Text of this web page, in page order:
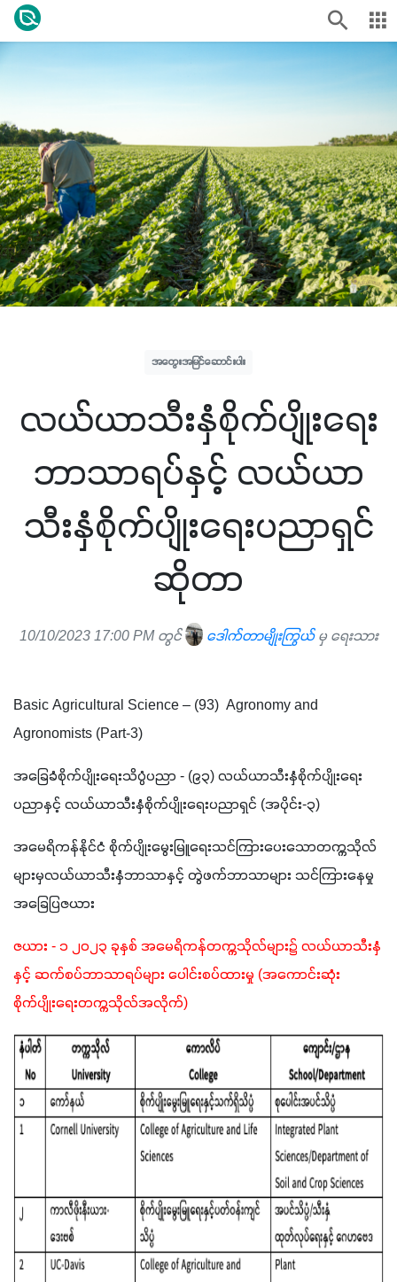
အတွေးအမြင်ဆောင်းပါး
လယ်ယာသီးနှံစိုက်ပျိုးရေး
ဘာသာရပ်နှင့် လယ်ယာ
သီးနှံစိုက်ပျိုးရေးပညာရှင်
ဆိုတာ
10/10/2023 17:00 PM တွင် ဒေါက်တာမျိုးကြွယ်မှ ရေးသား
Basic Agricultural Science – (93)  Agronomy and
Agronomists (Part-3)
အခြေခံစိုက်ပျိုးရေးသိပ္ပံပညာ - (၉၃) လယ်ယာသီးနှံစိုက်ပျိုးရေး
ပညာနှင့် လယ်ယာသီးနှံစိုက်ပျိုးရေးပညာရှင် (အပိုင်း-၃)
အမေရိကန်နိုင်ငံ စိုက်ပျိုးမွေးမြူရေးသင်ကြားပေးသောတက္ကသိုလ်
များမှလယ်ယာသီးနှံဘာသာနှင့် တွဲဖက်ဘာသာများ သင်ကြားနေမှု
အခြေပြဇယား
ဇယား - ၁ ၂၀၂၃ ခုနှစ် အမေရိကန်တက္ကသိုလ်များ၌ လယ်ယာသီးနှံ
နှင့် ဆက်စပ်ဘာသာရပ်များ ပေါင်းစပ်ထားမှု (အကောင်းဆုံး
စိုက်ပျိုးရေးတက္ကသိုလ်အလိုက်)